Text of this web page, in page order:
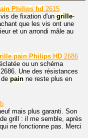
Philips hd 2615
de fixation d'un grille-
que les vis ont une
et un arrondi mâle au
pain Philips HD 2686
ou un schéma
2686. Une des résistances
pain ne reste plus en
mais plus garanti. Son
grill : il me semble, après
ne fonctionne pas. Merci